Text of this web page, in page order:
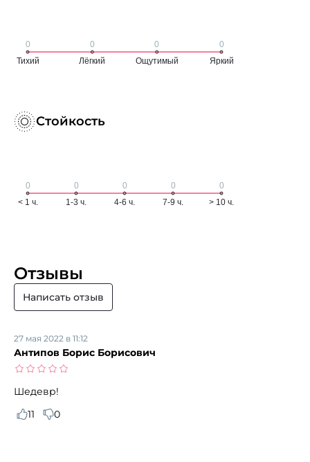
Стойкость
Отзывы
Написать отзыв
Антипов Борис Борисович
27 мая 2022 в 11:12
Шедевр!
11
0